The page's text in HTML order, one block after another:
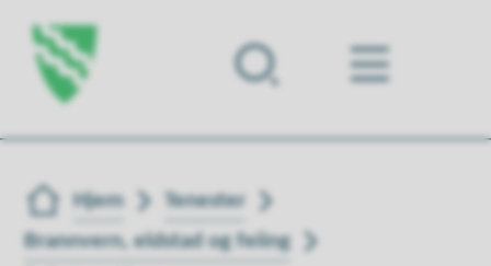
Forsiden
Du er her:
Hjem
Tenester
Brannvern, eldstad og feiing